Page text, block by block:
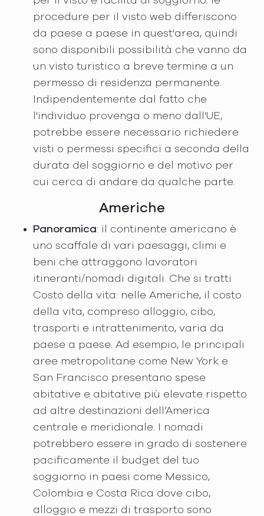
procedure per il visto web differiscono
da paese a paese in quest'area, quindi
sono disponibili possibilità che vanno da
un visto turistico a breve termine a un
permesso di residenza permanente.
Indipendentemente dal fatto che
l'individuo provenga o meno dall'UE,
potrebbe essere necessario richiedere
visti o permessi specifici a seconda della
durata del soggiorno e del motivo per
cui cerca di andare da qualche parte.
Americhe
Panoramica: il continente americano è
uno scaffale di vari paesaggi, climi e
beni che attraggono lavoratori
itineranti/nomadi digitali. Che si tratti
Costo della vita: nelle Americhe, il costo
della vita, compreso alloggio, cibo,
trasporti e intrattenimento, varia da
paese a paese. Ad esempio, le principali
aree metropolitane come New York e
San Francisco presentano spese
abitative e abitative più elevate rispetto
ad altre destinazioni dell’America
centrale e meridionale. I nomadi
potrebbero essere in grado di sostenere
pacificamente il budget del tuo
soggiorno in paesi come Messico,
Colombia e Costa Rica dove cibo,
alloggio e mezzi di trasporto sono